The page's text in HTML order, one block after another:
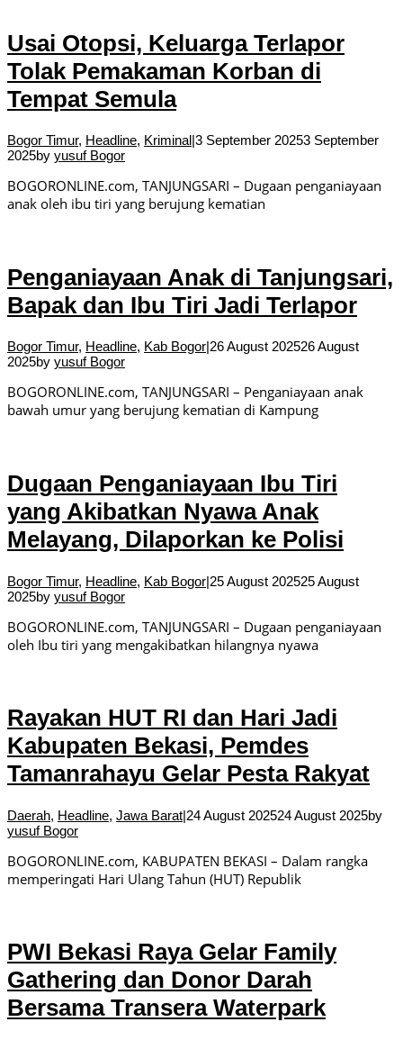
Usai Otopsi, Keluarga Terlapor
Tolak Pemakaman Korban di
Tempat Semula
Bogor Timur, Headline, Kriminal|3 September 20253 September
2025by yusuf Bogor
BOGORONLINE.com, TANJUNGSARI – Dugaan penganiayaan
anak oleh ibu tiri yang berujung kematian
Penganiayaan Anak di Tanjungsari,
Bapak dan Ibu Tiri Jadi Terlapor
Bogor Timur, Headline, Kab Bogor|26 August 202526 August
2025by yusuf Bogor
BOGORONLINE.com, TANJUNGSARI – Penganiayaan anak
bawah umur yang berujung kematian di Kampung
Dugaan Penganiayaan Ibu Tiri
yang Akibatkan Nyawa Anak
Melayang, Dilaporkan ke Polisi
Bogor Timur, Headline, Kab Bogor|25 August 202525 August
2025by yusuf Bogor
BOGORONLINE.com, TANJUNGSARI – Dugaan penganiayaan
oleh Ibu tiri yang mengakibatkan hilangnya nyawa
Rayakan HUT RI dan Hari Jadi
Kabupaten Bekasi, Pemdes
Tamanrahayu Gelar Pesta Rakyat
Daerah, Headline, Jawa Barat|24 August 202524 August 2025by
yusuf Bogor
BOGORONLINE.com, KABUPATEN BEKASI – Dalam rangka
memperingati Hari Ulang Tahun (HUT) Republik
PWI Bekasi Raya Gelar Family
Gathering dan Donor Darah
Bersama Transera Waterpark